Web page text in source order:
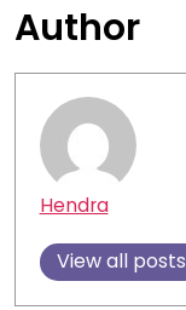
Author
Hendra
View all posts